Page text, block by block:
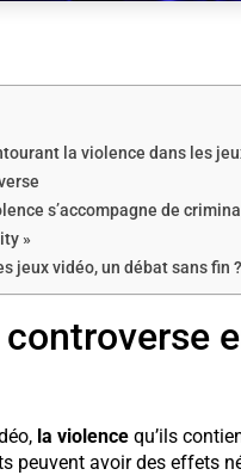
la violence dans les
s’accompagne de
»
jeux vidéo, un débat sans fin ?
la violencequ’ils
peuvent avoir des effets